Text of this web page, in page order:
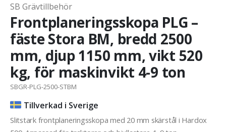
SB Grävtillbehör
Frontplaneringsskopa PLG –
fäste Stora BM, bredd 2500
mm, djup 1150 mm, vikt 520
kg, för maskinvikt 4-9 ton
SBGR-PLG-2500-STBM
Tillverkad i Sverige
Slitstark frontplaneringsskopa med 20 mm skärstål i Hardox